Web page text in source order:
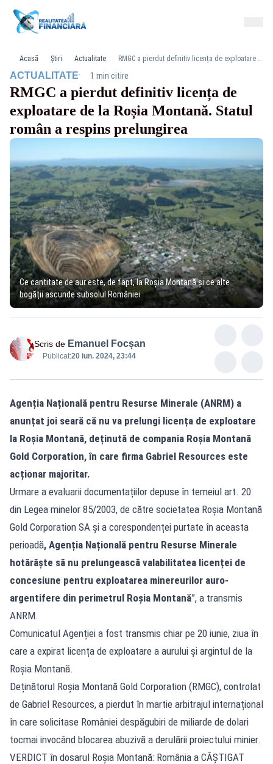
Acasă Știri Actualitate RMGC a pierdut definitiv licența de exploatare de la Roșia Montană. Statul român a respins prelungirea
ACTUALITATE· 1 min citire
RMGC a pierdut definitiv licența de
exploatare de la Roșia Montană. Statul
român a respins prelungirea
Ce cantitate de aur este, de fapt, la Roșia Montană și ce alte
bogății ascunde subsolul României
Scris de Emanuel Focșan
Publicat:20 iun. 2024, 23:44
Agenția Națională pentru Resurse Minerale (ANRM) a
anunțat joi seară că nu va prelungi licența de exploatare
la Roșia Montană, deținută de compania Roșia Montană
Gold Corporation, în care firma Gabriel Resources este
acționar majoritar.
Urmare a evaluarii documentațiilor depuse în temeiul art. 20
din Legea minelor 85/2003, de către societatea Roșia Montană
Gold Corporation SA și a corespondenței purtate în aceasta
perioadă, Agenția Națională pentru Resurse Minerale
hotărăște să nu prelungească valabilitatea licenței de
concesiune pentru exploatarea minereurilor auro-
argentifere din perimetrul Roșia Montană”, a transmis
ANRM.
Comunicatul Agenției a fost transmis chiar pe 20 iunie, ziua în
care a expirat licența de exploatare a aurului și argintul de la
Roșia Montană.
Deținătorul Roșia Montană Gold Corporation (RMGC), controlat
de Gabriel Resources, a pierdut în martie arbitrajul internațional
în care solicitase României despăgubiri de miliarde de dolari
tocmai invocând blocarea abuzivă a derulării proiectului minier.
VERDICT în dosarul Roșia Montană: România a CÂȘTIGAT